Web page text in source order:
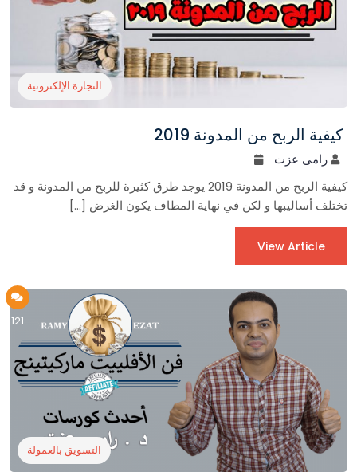
التجارة الإلكترونية
كيفية الربح من المدونة 2019
رامى عزت
كيفية الربح من المدونة 2019 يوجد طرق كثيرة للربح من المدونة و قد
تختلف أساليبها و لكن في نهاية المطاف يكون الغرض […]
View Article
121
التسويق بالعمولة